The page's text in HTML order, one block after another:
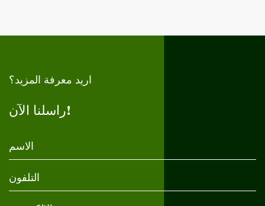
اريد معرفة المزيد؟
راسلنا الآن!